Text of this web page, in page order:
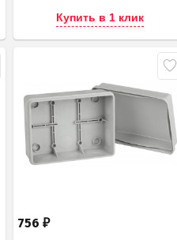
Купить в 1 клик
756₽